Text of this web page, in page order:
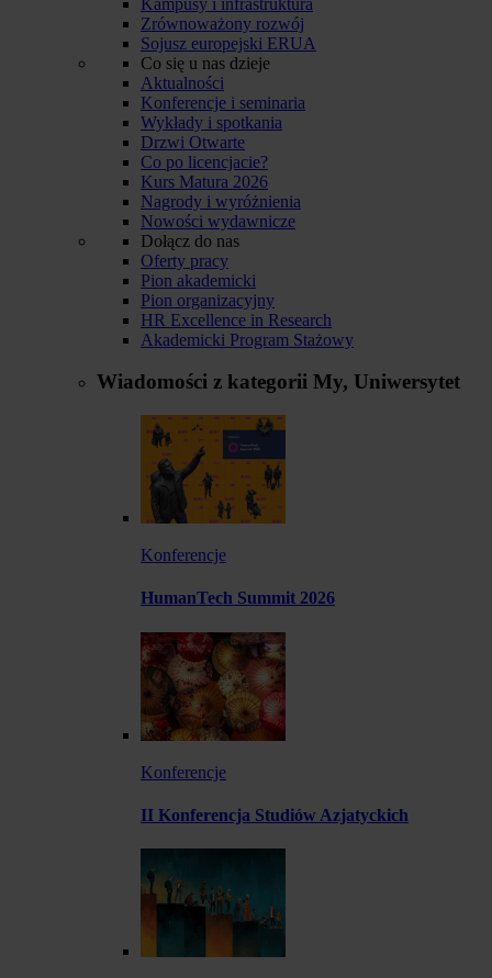
Zrównoważony rozwój
Sojusz europejski ERUA
Co się u nas dzieje
Aktualności
Konferencje i seminaria
Wykłady i spotkania
Drzwi Otwarte
Co po licencjacie?
Kurs Matura 2026
Nagrody i wyróżnienia
Nowości wydawnicze
Dołącz do nas
Oferty pracy
Pion akademicki
Pion organizacyjny
HR Excellence in Research
Akademicki Program Stażowy
Wiadomości z kategorii My, Uniwersytet
Konferencje
HumanTech Summit 2026
Konferencje
II Konferencja Studiów Azjatyckich